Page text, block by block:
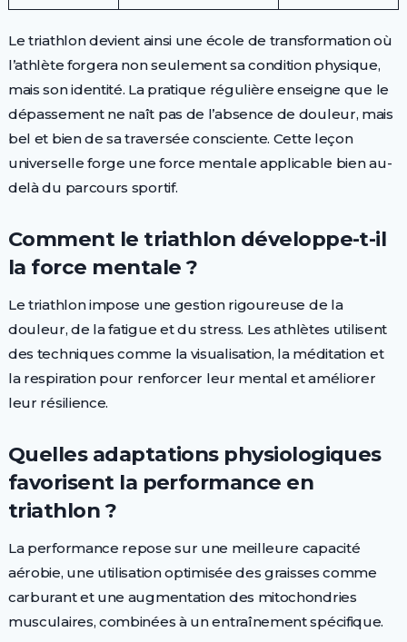
Le triathlon devient ainsi une école de transformation où
l’athlète forgera non seulement sa condition physique,
mais son identité. La pratique régulière enseigne que le
dépassement ne naît pas de l’absence de douleur, mais
bel et bien de sa traversée consciente. Cette leçon
universelle forge une force mentale applicable bien au-
delà du parcours sportif.
Comment le triathlon développe-t-il
la force mentale ?
Le triathlon impose une gestion rigoureuse de la
douleur, de la fatigue et du stress. Les athlètes utilisent
des techniques comme la visualisation, la méditation et
la respiration pour renforcer leur mental et améliorer
leur résilience.
Quelles adaptations physiologiques
favorisent la performance en
triathlon ?
La performance repose sur une meilleure capacité
aérobie, une utilisation optimisée des graisses comme
carburant et une augmentation des mitochondries
musculaires, combinées à un entraînement spécifique.